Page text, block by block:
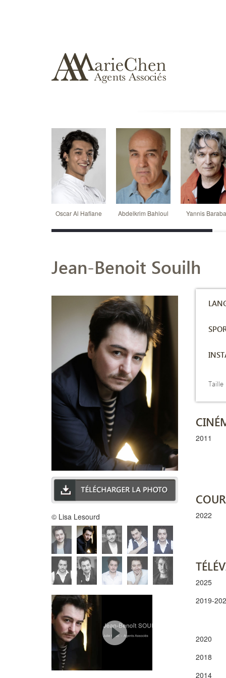
Oscar Al Hafiane Abdelkrim Bahloul Yannis
Jean-Benoit Souilh
© Lisa Lesourd
2011
2022
2025
2019-
2020
2018
2014